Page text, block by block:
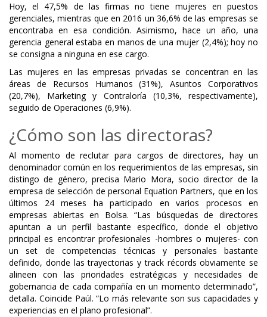
Hoy, el 47,5% de las firmas no tiene mujeres en puestos
gerenciales, mientras que en 2016 un 36,6% de las empresas se
encontraba en esa condición. Asimismo, hace un año, una
gerencia general estaba en manos de una mujer (2,4%); hoy no
se consigna a ninguna en ese cargo.
Las mujeres en las empresas privadas se concentran en las
áreas de Recursos Humanos (31%), Asuntos Corporativos
(20,7%), Marketing y Contraloría (10,3%, respectivamente),
seguido de Operaciones (6,9%).
¿Cómo son las directoras?
Al momento de reclutar para cargos de directores, hay un
denominador común en los requerimientos de las empresas, sin
distingo de género, precisa Mario Mora, socio director de la
empresa de selección de personal Equation Partners, que en los
últimos 24 meses ha participado en varios procesos en
empresas abiertas en Bolsa. “Las búsquedas de directores
apuntan a un perfil bastante específico, donde el objetivo
principal es encontrar profesionales -hombres o mujeres- con
un set de competencias técnicas y personales bastante
definido, donde las trayectorias y track récords obviamente se
alineen con las prioridades estratégicas y necesidades de
gobernancia de cada compañía en un momento determinado”,
detalla. Coincide Paúl. “Lo más relevante son sus capacidades y
experiencias en el plano profesional”.